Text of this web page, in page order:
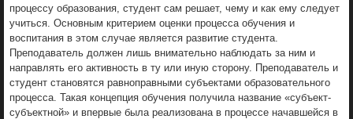
процессу образования, студент сам решает, чему и как ему следует
учиться. Основным критерием оценки процесса обучения и
воспитания в этом случае является развитие студента.
Преподаватель должен лишь внимательно наблюдать за ним и
направлять его активность в ту или иную сторону. Преподаватель и
студент становятся равноправными субъектами образовательного
процесса. Такая концепция обучения получила название «субъект-
субъектной» и впервые была реализована в процессе начавшейся в